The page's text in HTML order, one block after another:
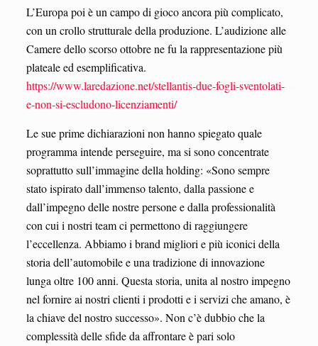
L’Europa poi è un campo di gioco ancora più complicato,
con un crollo strutturale della produzione. L’audizione alle
Camere dello scorso ottobre ne fu la rappresentazione più
plateale ed esemplificativa.
https://www.laredazione.net/stellantis-due-fogli-sventolati-
e-non-si-escludono-licenziamenti/
Le sue prime dichiarazioni non hanno spiegato quale
programma intende perseguire, ma si sono concentrate
soprattutto sull’immagine della holding: «Sono sempre
stato ispirato dall’immenso talento, dalla passione e
dall’impegno delle nostre persone e dalla professionalità
con cui i nostri team ci permettono di raggiungere
l’eccellenza. Abbiamo i brand migliori e più iconici della
storia dell’automobile e una tradizione di innovazione
lunga oltre 100 anni. Questa storia, unita al nostro impegno
nel fornire ai nostri clienti i prodotti e i servizi che amano, è
la chiave del nostro successo». Non c’è dubbio che la
complessità delle sfide da affrontare è pari solo